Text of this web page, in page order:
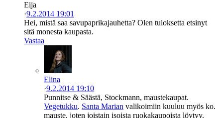
Eija
·9.2.2014 19:01
Hei, mistä saa savupaprikajauhetta? Olen tuloksetta etsinyt
sitä monesta kaupasta.
Vastaa
Elina
·9.2.2014 19:10
Punnitse & Säästä, Stockmann, maustekaupat.
Vegetukku. Santa Marian valikoimiin kuuluu myös ko.
mauste, joten joistain isoista ruokakaupoista löytyy.